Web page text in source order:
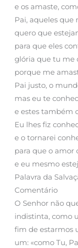
e os amaste,
Pai, aqueles que
quero que
para que eles
glória que tu me
porque me
Pai justo, o
mas eu te
e estes também
Eu lhes fiz
e o tornarei
para que o amor
e eu mesmo
Palavra da
Comentário
O Senhor não
indistinta, como
fim de estarmos
um: «como Tu,